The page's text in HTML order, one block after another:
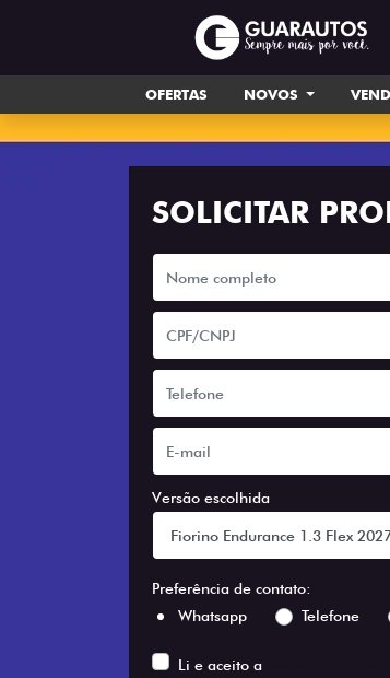
OFERTAS NOVOS
SOLICITAR
Versão escolhida
Preferência de contato:
Whatsapp
Telefone
Li e aceito a